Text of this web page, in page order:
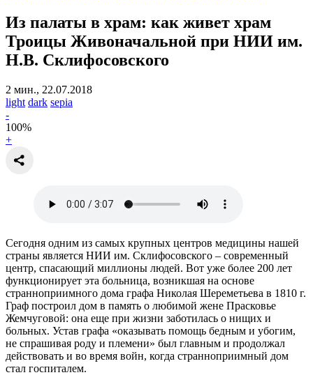
Из палаты в храм: как живет храм
Троицы Живоначальной при НИИ им.
Н.В. Склифосовского
2 мин., 22.07.2018
light dark sepia
-
100%
+
Сегодня одним из самых крупных центров медицины нашей
страны является НИИ им. Склифосовского – современный
центр, спасающий миллионы людей. Вот уже более 200 лет
функционирует эта больница, возникшая на основе
странноприимного дома графа Николая Шереметьева в 1810 г.
Граф построил дом в память о любимой жене Прасковье
Жемчуговой: она еще при жизни заботилась о нищих и
больных. Устав графа «оказывать помощь бедным и убогим,
не спрашивая роду и племени» был главным и продолжал
действовать и во время войн, когда странноприимный дом
стал госпиталем.